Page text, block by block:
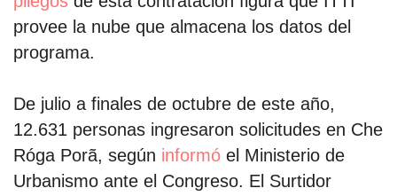
provee la nube que almacena los datos del
programa.
De julio a finales de octubre de este año,
12.631 personas ingresaron solicitudes en Che
Róga Porã, según informó el Ministerio de
Urbanismo ante el Congreso. El Surtidor